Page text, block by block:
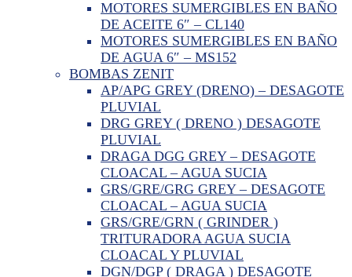
MOTORES SUMERGIBLES EN BAÑO
DE ACEITE 6″ – CL140
MOTORES SUMERGIBLES EN BAÑO
DE AGUA 6″ – MS152
BOMBAS ZENIT
AP/APG GREY (DRENO) – DESAGOTE
PLUVIAL
DRG GREY ( DRENO ) DESAGOTE
PLUVIAL
DRAGA DGG GREY – DESAGOTE
CLOACAL – AGUA SUCIA
GRS/GRE/GRG GREY – DESAGOTE
CLOACAL – AGUA SUCIA
GRS/GRE/GRN ( GRINDER )
TRITURADORA AGUA SUCIA
CLOACAL Y PLUVIAL
DGN/DGP ( DRAGA ) DESAGOTE